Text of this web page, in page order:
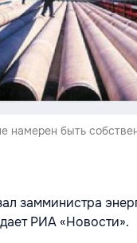
намерен быть
замминистра
РИА «Новости».